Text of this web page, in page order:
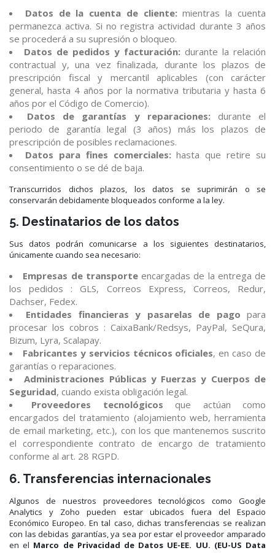
Datos de la cuenta de cliente: mientras la cuenta
permanezca activa. Si no registra actividad durante 3 años
se procederá a su supresión o bloqueo.
Datos de pedidos y facturación: durante la relación
contractual y, una vez finalizada, durante los plazos de
prescripción fiscal y mercantil aplicables (con carácter
general, hasta 4 años por la normativa tributaria y hasta 6
años por el Código de Comercio).
Datos de garantías y reparaciones: durante el
periodo de garantía legal (3 años) más los plazos de
prescripción de posibles reclamaciones.
Datos para fines comerciales: hasta que retire su
consentimiento o se dé de baja.
Transcurridos dichos plazos, los datos se suprimirán o se
conservarán debidamente bloqueados conforme a la ley.
5. Destinatarios de los datos
Sus datos podrán comunicarse a los siguientes destinatarios,
únicamente cuando sea necesario:
Empresas de transporteencargadas de la entrega de
los pedidos : GLS, Correos Express, Correos, Redur,
Dachser, Fedex.
Entidades financieras y pasarelas de pago para
procesar los cobros : CaixaBank/Redsys, PayPal, SeQura,
Bizum, Lyra, Scalapay.
Fabricantes y servicios técnicos oficiales, en caso de
garantías o reparaciones.
Administraciones Públicas y Fuerzas y Cuerpos de
Seguridad, cuando exista obligación legal.
Proveedores tecnológicos que actúan como
encargados del tratamiento (alojamiento web, herramienta
de email marketing, etc.), con los que mantenemos suscrito
el correspondiente contrato de encargo de tratamiento
conforme al art. 28 RGPD.
6. Transferencias internacionales
Algunos de nuestros proveedores tecnológicos como Google
Analytics y Zoho pueden estar ubicados fuera del Espacio
Económico Europeo. En tal caso, dichas transferencias se realizan
con las debidas garantías, ya sea por estar el proveedor amparado
en el Marco de Privacidad de Datos UE-EE. UU. (EU-US Data